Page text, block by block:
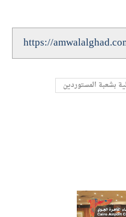
https://
بشعبة المستوردين